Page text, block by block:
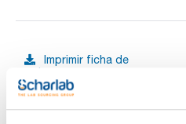
Imprimir ficha de
producto
Características
Suplemento : Vancomicina
Tipo de envase : viales de vidrio